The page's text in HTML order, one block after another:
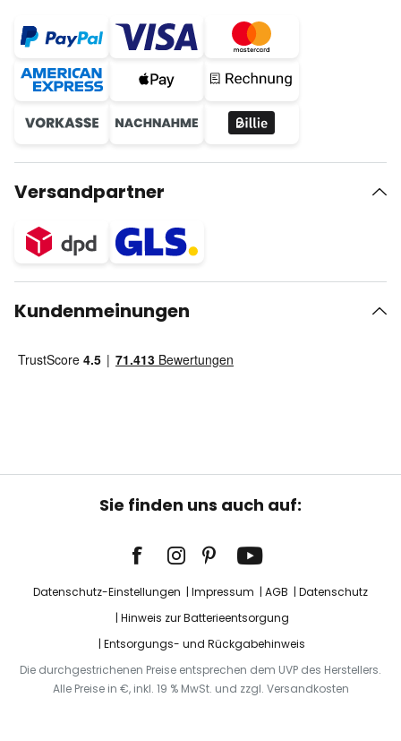
Versandpartner
Kundenmeinungen
Sie finden uns auch auf:
Datenschutz-Einstellungen Impressum AGB
Datenschutz
Hinweis zur Batterieentsorgung
Entsorgungs- und Rückgabehinweis
Die durchgestrichenen Preise entsprechen dem UVP des Herstellers.
Alle Preise in €, inkl. 19 % MwSt. und zzgl. Versandkosten